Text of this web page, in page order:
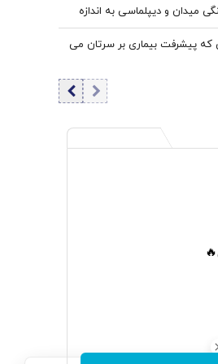
میدان و دیپلماسی به اندازه
مانند ادبیاتمان در زمان صلح
که پیشرفت بیماری بر سرتان می